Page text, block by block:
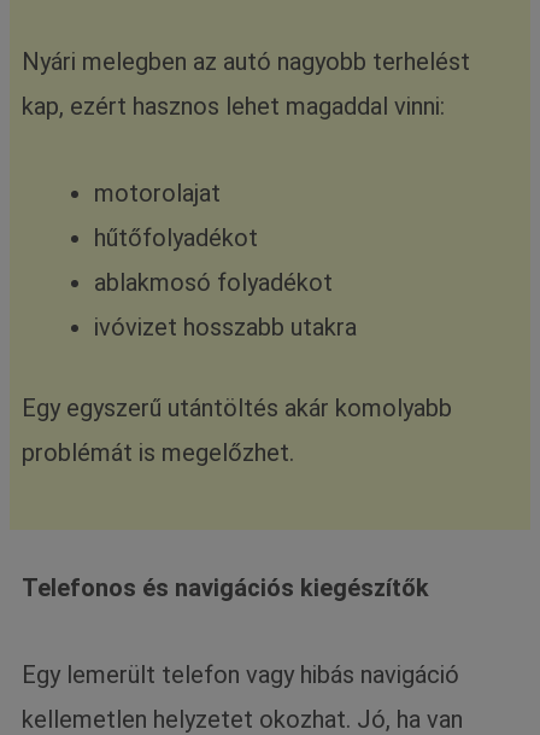
Nyári melegben az autó nagyobb terhelést
kap, ezért hasznos lehet magaddal vinni:
motorolajat
hűtőfolyadékot
ablakmosó folyadékot
ivóvizet hosszabb utakra
Egy egyszerű utántöltés akár komolyabb
problémát is megelőzhet.
Telefonos és navigációs kiegészítők
Egy lemerült telefon vagy hibás navigáció
kellemetlen helyzetet okozhat. Jó, ha van